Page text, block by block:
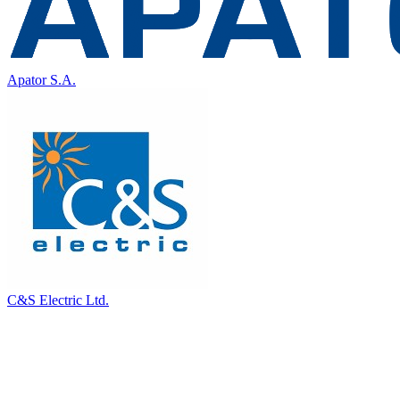
Apator S.A.
C&S Electric Ltd.